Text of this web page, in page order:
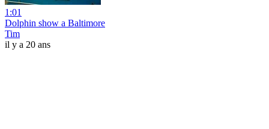
1:01
Dolphin show a Baltimore
Tim
il y a 20 ans